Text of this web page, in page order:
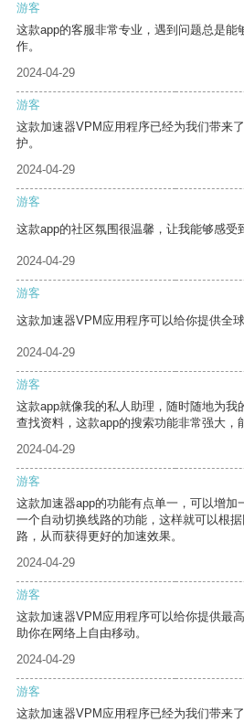
游客
这款app的客服非常专业，遇到问题总是能
作。
2024-04-29
游客
这款加速器VPM应用程序已经为我们带来
护。
2024-04-29
游客
这款app的社区氛围很温馨，让我能够感受
2024-04-29
游客
这款加速器VPM应用程序可以给你提供全
2024-04-29
游客
这款app就像我的私人助理，随时随地为我
查找资料，这款app的搜索功能非常强大，
2024-04-29
游客
这款加速器app的功能有点单一，可以增加
一个自动切换线路的功能，这样就可以根
路，从而获得更好的加速效果。
2024-04-29
游客
这款加速器VPM应用程序可以给你提供最
助你在网络上自由移动。
2024-04-29
游客
这款加速器VPM应用程序已经为我们带来